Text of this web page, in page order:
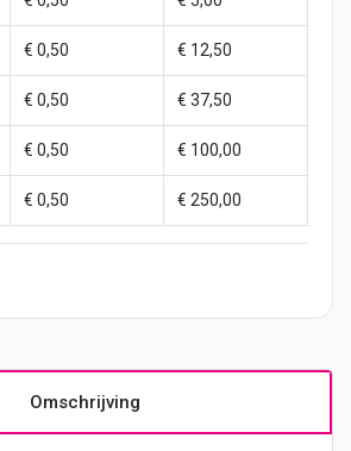
€ 0,50 € 12,50
€ 0,50 € 37,50
€ 0,50 € 100,00
€ 0,50 € 250,00
Omschrijving